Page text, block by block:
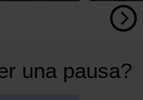
una pausa?